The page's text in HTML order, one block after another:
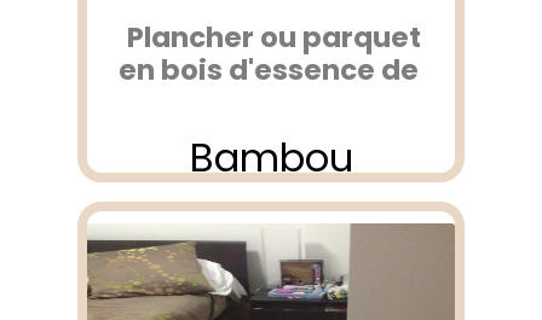
Plancher ou parquet
en bois d'essence de
Bambou